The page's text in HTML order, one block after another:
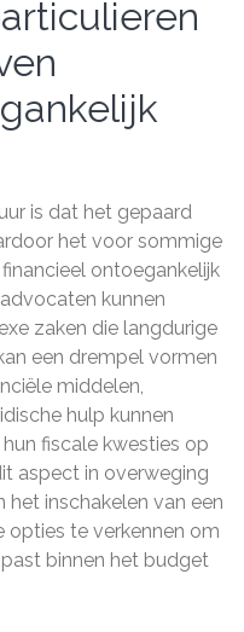
is dat het gepaard
het voor sommige
ontoegankelijk
kunnen
zaken die langdurige
een drempel vormen
middelen,
hulp kunnen
fiscale kwesties op
aspect in overweging
inschakelen van een
opties te verkennen om
binnen het budget